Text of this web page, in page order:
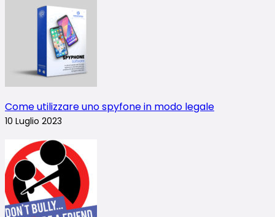
Come utilizzare uno spyfone in modo legale
10 Luglio 2023